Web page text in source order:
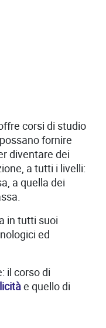
corsi di studio
fornire
diventare dei
a tutti i livelli:
a quella dei
in tutti suoi
ed
il corso di
e quello di